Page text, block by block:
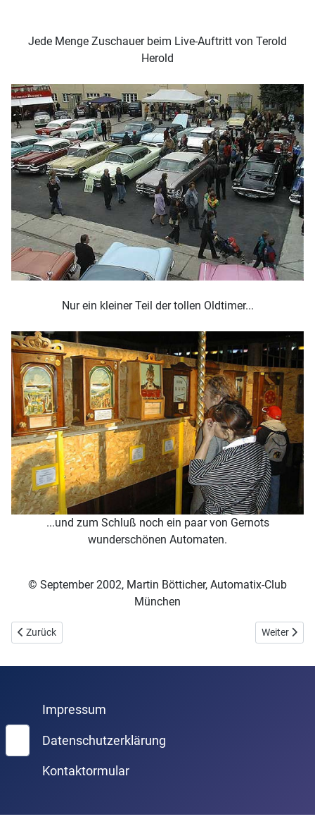
Jede Menge Zuschauer beim Live-Auftritt von Terold
Herold
Nur ein kleiner Teil der tollen Oldtimer...
...und zum Schluß noch ein paar von Gernots
wunderschönen Automaten.
© September 2002, Martin Bötticher, Automatix-Club
München
Vorheriger Beitrag: "Rock Around The Jukebox" - Rosmalen 2002
Zurück Nächster
Weiter
Suchen
Impressum
Datenschutzerklärung
Kontaktormular